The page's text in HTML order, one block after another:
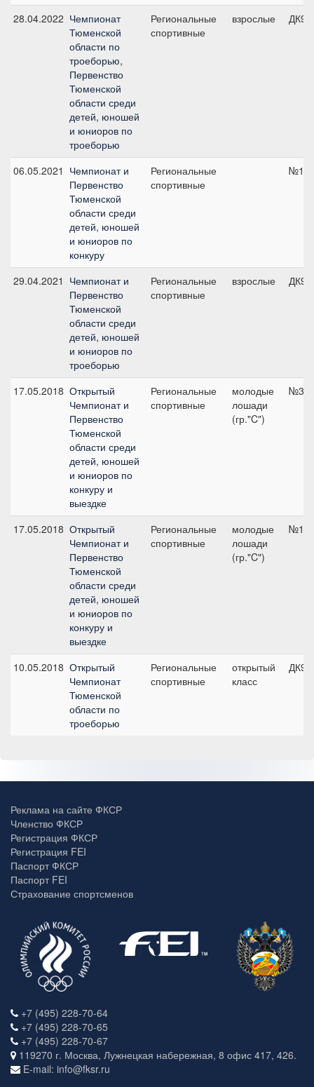
28.04.2022 Чемпионат
Тюменской
области по
троеборью,
Первенство
Тюменской
области среди
детей, юношей
и юниоров по
троеборью
Региональные
спортивные
взрослые ДК90
06.05.2021 Чемпионат и
Первенство
Тюменской
области среди
детей, юношей
и юниоров по
конкуру
Региональные
спортивные
№1,
29.04.2021 Чемпионат и
Первенство
Тюменской
области среди
детей, юношей
и юниоров по
троеборью
Региональные
спортивные
взрослые ДК90
17.05.2018 Открытый
Чемпионат и
Первенство
Тюменской
области среди
детей, юношей
и юниоров по
конкуру и
выездке
Региональные
спортивные
молодые
лошади
(гр."C")
№3,
17.05.2018 Открытый
Чемпионат и
Первенство
Тюменской
области среди
детей, юношей
и юниоров по
конкуру и
выездке
Региональные
спортивные
молодые
лошади
(гр."C")
№1,
10.05.2018 Открытый
Чемпионат
Тюменской
области по
троеборью
Региональные
спортивные
открытый
класс
ДК90
Реклама на сайте ФКСР
Членство ФКСР
Регистрация ФКСР
Регистрация FEI
Паспорт ФКСР
Паспорт FEI
Страхование спортсменов
+7 (495) 228-70-64
+7 (495) 228-70-65
+7 (495) 228-70-67
119270 г. Москва, Лужнецкая набережная, 8 офис 417, 426.
E-mail: info@fksr.ru